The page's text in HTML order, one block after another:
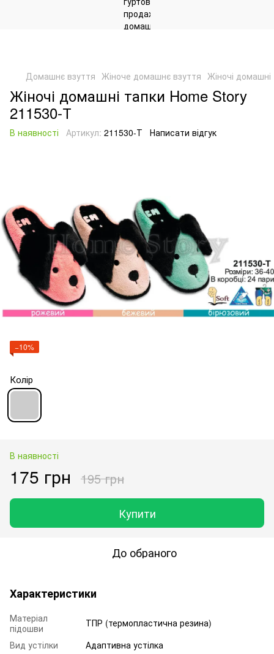
Домашнє взуття Жіноче домашнє взуття Жіночі
Жіночі домашні тапки Home Story
211530-Т
В наявності Артикул: 211530-Т Написати відгук
−10%
Колір
В наявності
175 грн 195 грн
Купити
До обраного
Характеристики
Матеріал
підошви
ТПР (термопластична резина)
Вид устілки
Адаптивна устілка